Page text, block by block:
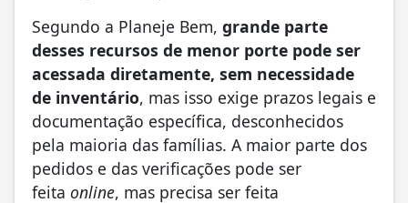
Segundo a Planeje Bem, grande parte
desses recursos de menor porte pode ser
acessada diretamente, sem necessidade
de inventário, mas isso exige prazos legais e
documentação específica, desconhecidos
pela maioria das famílias. A maior parte dos
pedidos e das verificações pode ser
feita online, mas precisa ser feita